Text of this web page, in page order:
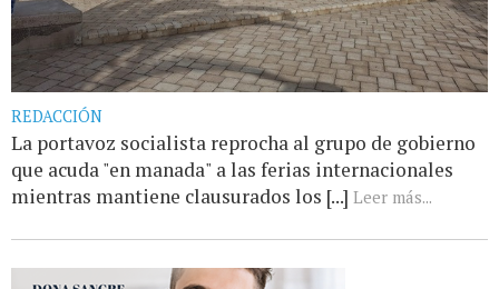
REDACCIÓN
La portavoz socialista reprocha al grupo de gobierno
que acuda "en manada" a las ferias internacionales
mientras mantiene clausurados los [...] Leer más...